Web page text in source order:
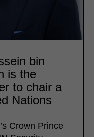
bin
is the
to chair a
Nations
Crown Prince